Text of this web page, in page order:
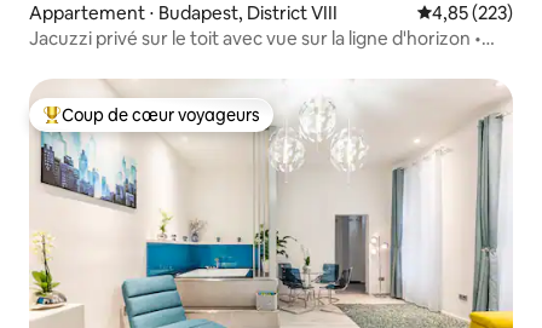
Appartement ⋅ Budapest, District VIII Évaluation
4,85 (223)
Jacuzzi privé sur le toit avec vue sur la ligne d'horizon •
Coups de cœur voyageurs les plus appréciés
Coup de cœur voyageurs